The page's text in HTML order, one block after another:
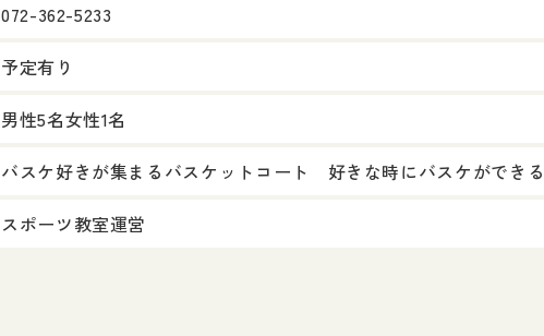
072-362-5233
予定有り
男性5名女性1名
バスケ好きが集まるバスケットコート 好きな時にバスケができ
スポーツ教室運営